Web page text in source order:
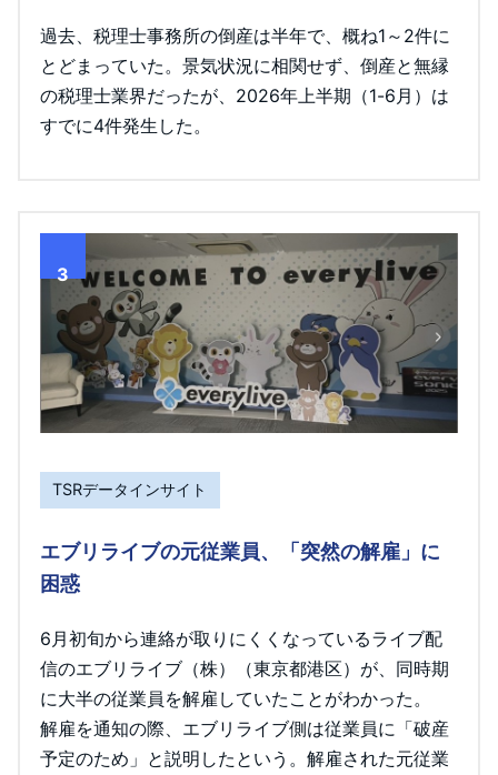
過去、税理士事務所の倒産は半年で、概ね1～2件に
とどまっていた。景気状況に相関せず、倒産と無縁
の税理士業界だったが、2026年上半期（1-6月）は
すでに4件発生した。
3
TSRデータインサイト
エブリライブの元従業員、「突然の解雇」に
困惑
6月初旬から連絡が取りにくくなっているライブ配
信のエブリライブ（株）（東京都港区）が、同時期
に大半の従業員を解雇していたことがわかった。
解雇を通知の際、エブリライブ側は従業員に「破産
予定のため」と説明したという。解雇された元従業